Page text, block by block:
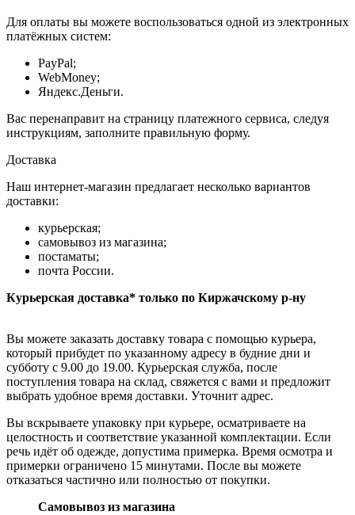
Для оплаты вы можете воспользоваться одной из электронных
платёжных систем:
PayPal;
WebMoney;
Яндекс.Деньги.
Вас перенаправит на страницу платежного сервиса, следуя
инструкциям, заполните правильную форму.
Доставка
Наш интернет-магазин предлагает несколько вариантов
доставки:
курьерская;
самовывоз из магазина;
постаматы;
почта России.
Курьерская доставка* только по Киржачскому р-ну
Вы можете заказать доставку товара с помощью курьера,
который прибудет по указанному адресу в будние дни и
субботу с 9.00 до 19.00. Курьерская служба, после
поступления товара на склад, свяжется с вами и предложит
выбрать удобное время доставки. Уточнит адрес.
Вы вскрываете упаковку при курьере, осматриваете на
целостность и соответствие указанной комплектации. Если
речь идёт об одежде, допустима примерка. Время осмотра и
примерки ограничено 15 минутами. После вы можете
отказаться частично или полностью от покупки.
Самовывоз из магазина